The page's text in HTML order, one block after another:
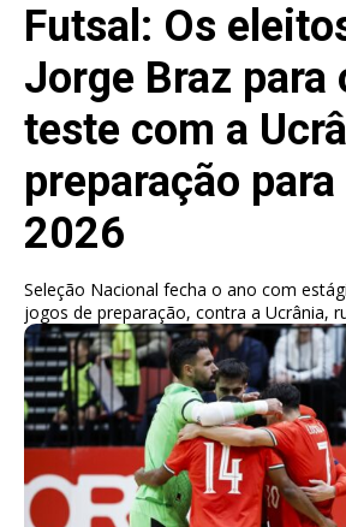
Futsal: Os
Jorge Braz para
teste com a
preparação para
2026
Seleção Nacional fecha o ano com
jogos de preparação, contra a Ucrânia,